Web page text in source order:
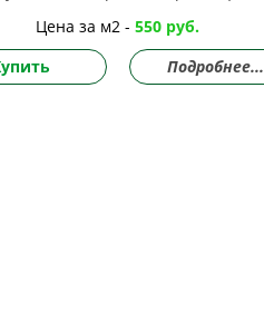
Цена за м2 -550 руб.
Подробнее...